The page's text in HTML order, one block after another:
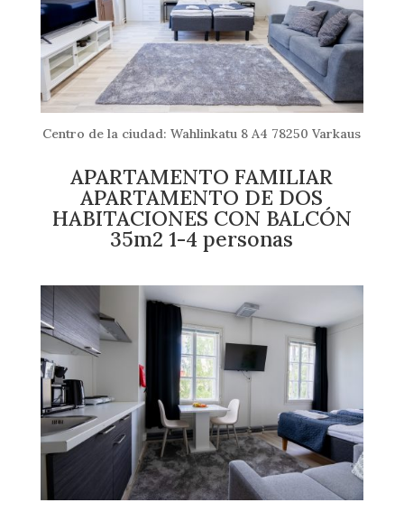
Centro de la ciudad: Wahlinkatu 8 A4 78250 Varkaus
APARTAMENTO FAMILIAR
APARTAMENTO DE DOS
HABITACIONES CON BALCÓN
35m2 1-4 personas